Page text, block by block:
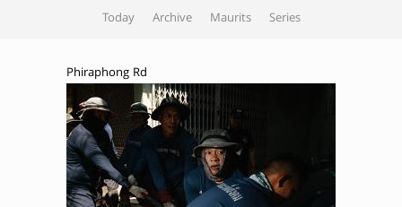
Today Archive Maurits Series
Phiraphong Rd